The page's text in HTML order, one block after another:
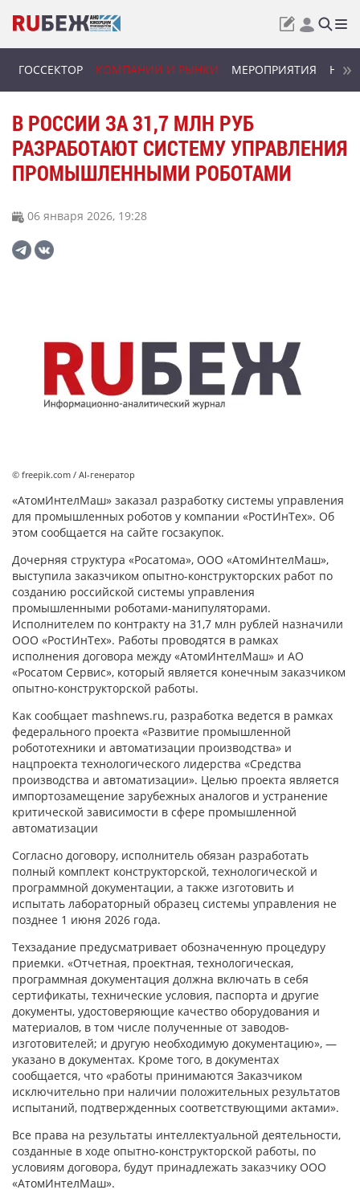
ГОССЕКТОР КОМПАНИИ И РЫНКИ МЕРОПРИЯТИЯ
В РОССИИ ЗА 31,7 МЛН РУБ
РАЗРАБОТАЮТ СИСТЕМУ УПРАВЛЕНИЯ
ПРОМЫШЛЕННЫМИ РОБОТАМИ
06 января 2026, 19:28
© freepik.com / AI-генератор
«АтомИнтелМаш» заказал разработку системы управления
для промышленных роботов у компании «РостИнТех». Об
этом сообщается на сайте госзакупок.
Дочерняя структура «Росатома», ООО «АтомИнтелМаш»,
выступила заказчиком опытно-конструкторских работ по
созданию российской системы управления
промышленными роботами-манипуляторами.
Исполнителем по контракту на 31,7 млн рублей назначили
ООО «РостИнТех». Работы проводятся в рамках
исполнения договора между «АтомИнтелМаш» и АО
«Росатом Сервис», который является конечным заказчиком
опытно-конструкторской работы.
Как сообщает mashnews.ru, разработка ведется в рамках
федерального проекта «Развитие промышленной
робототехники и автоматизации производства» и
нацпроекта технологического лидерства «Средства
производства и автоматизации». Целью проекта является
импортозамещение зарубежных аналогов и устранение
критической зависимости в сфере промышленной
автоматизации
Согласно договору, исполнитель обязан разработать
полный комплект конструкторской, технологической и
программной документации, а также изготовить и
испытать лабораторный образец системы управления не
позднее 1 июня 2026 года.
Техзадание предусматривает обозначенную процедуру
приемки. «Отчетная, проектная, технологическая,
программная документация должна включать в себя
сертификаты, технические условия, паспорта и другие
документы, удостоверяющие качество оборудования и
материалов, в том числе полученные от заводов-
изготовителей; и другую необходимую документацию», —
указано в документах. Кроме того, в документах
сообщается, что «работы принимаются Заказчиком
исключительно при наличии положительных результатов
испытаний, подтвержденных соответствующими актами».
Все права на результаты интеллектуальной деятельности,
созданные в ходе опытно-конструкторской работы, по
условиям договора, будут принадлежать заказчику ООО
«АтомИнтелМаш».